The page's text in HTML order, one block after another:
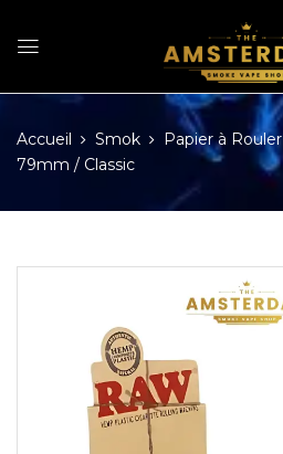
Accueil Smok Papier à Rouler
79mm / Classic